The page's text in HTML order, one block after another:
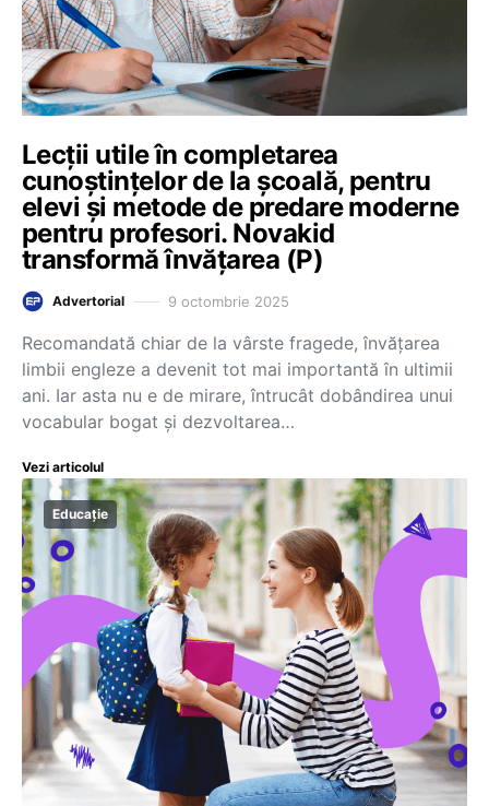
Lecții utile în completarea
cunoștințelor de la școală, pentru
elevi și metode de predare moderne
pentru profesori. Novakid
transformă învățarea (P)
Advertorial 9 octombrie 2025
Recomandată chiar de la vârste fragede, învățarea
limbii engleze a devenit tot mai importantă în ultimii
ani. Iar asta nu e de mirare, întrucât dobândirea unui
vocabular bogat și dezvoltarea…
Vezi articolul
Educație